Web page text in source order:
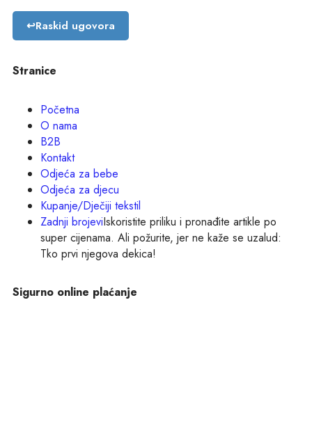
↩Raskid ugovora
Stranice
Početna
O nama
B2B
Kontakt
Odjeća za bebe
Odjeća za djecu
Kupanje/Dječiji tekstil
Zadnji brojeviIskoristite priliku i pronađite artikle po
super cijenama. Ali požurite, jer ne kaže se uzalud:
Tko prvi njegova dekica!
Sigurno online plaćanje